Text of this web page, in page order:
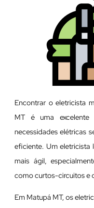
Encontrar o eletricista
MT é uma excelente
necessidades elétricas
eficiente. Um eletricista
mais ágil,
como curtos-circuitos e
Em Matupá MT, os